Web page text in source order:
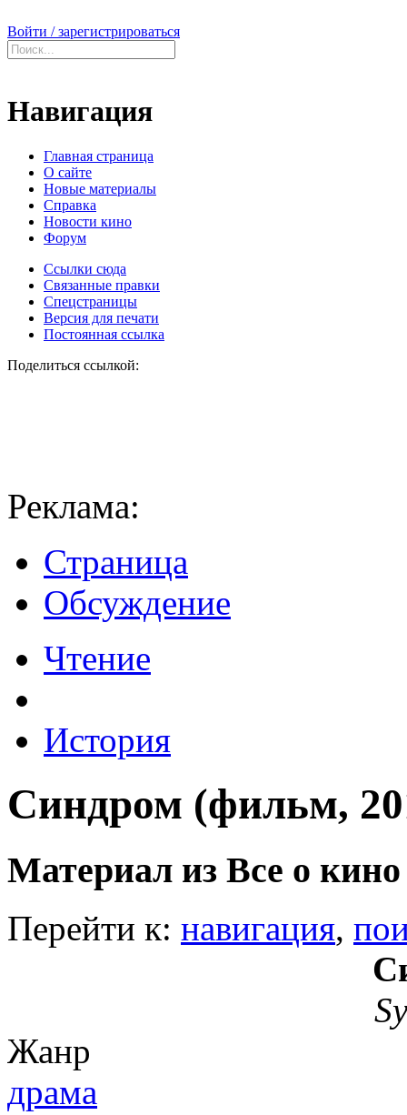
Войти / зарегистрироваться
Навигация
Главная страница
О сайте
Новые материалы
Справка
Новости кино
Форум
Ссылки сюда
Связанные правки
Спецстраницы
Версия для печати
Постоянная ссылка
Поделиться ссылкой:
Реклама:
Страница
Обсуждение
Чтение
История
Синдром (фильм,
Материал из Все о кино
Перейти к: навигация,
Жанр
драма